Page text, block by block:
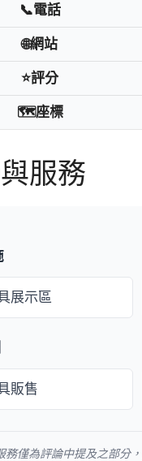
📞電話
🌐網站
⭐評分
🗺️座標
服務
展示區
販售
僅為評論中提及之部分